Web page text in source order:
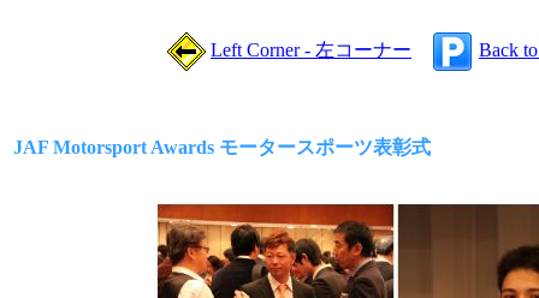
Left Corner - 左コーナー Back
JAF Motorsport Awards モータースポーツ表彰式